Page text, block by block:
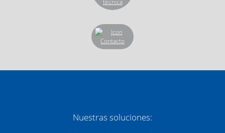
Nuestras soluciones: